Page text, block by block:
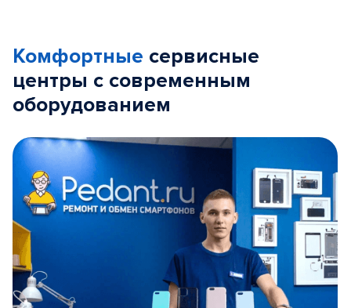
Комфортные сервисные
центры с современным
оборудованием